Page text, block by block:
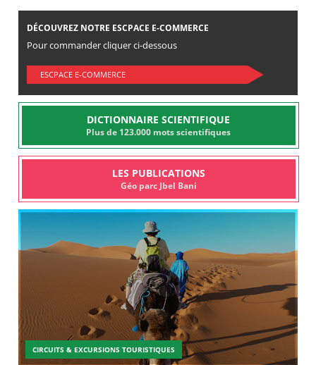
DÉCOUVREZ NOTRE ESCPACE E-COMMERCE
Pour commander cliquer ci-dessous
ESCPACE E-COMMERCE
DICTIONNAIRE SCIENTIFIQUE
Plus de 123.000 mots scientifiques
LES PUBLICATIONS
Géo parc Jbel Bani
CIRCUITS & EXCURSIONS TOURISTIQUES